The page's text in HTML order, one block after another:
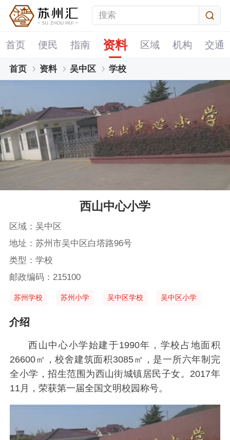
首页 便民 指南 资料 区域 机构 交通
首页 资料 吴中区 学校
西山中心小学
区域：吴中区
地址：苏州市吴中区白塔路96号
类型：学校
邮政编码：215100
苏州学校 苏州小学 吴中区学校 吴中区小学
介绍
西山中心小学始建于1990年，学校占地面积
26600㎡，校舍建筑面积3085㎡，是一所六年制完
全小学，招生范围为西山街城镇居民子女。2017年
11月，荣获第一届全国文明校园称号。